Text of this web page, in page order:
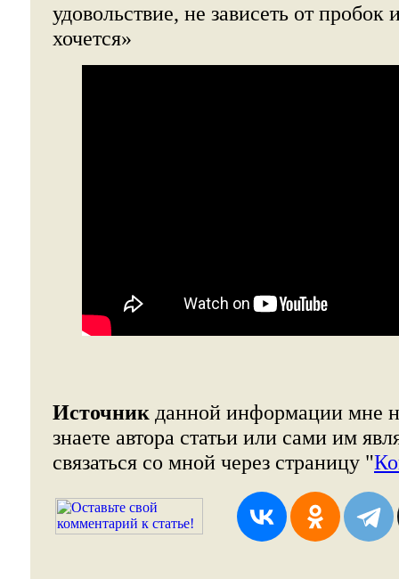
удовольствие, не зависеть от пробок
хочется»
Источник данной информации мне
знаете автора статьи или сами им
связаться со мной через страницу "